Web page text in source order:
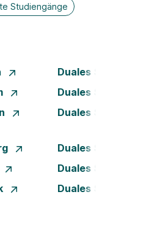
Studiengänge
Duales Studium
Duales Studium
Duales Studium
Duales Studium
Duales Studium
Duales Studium